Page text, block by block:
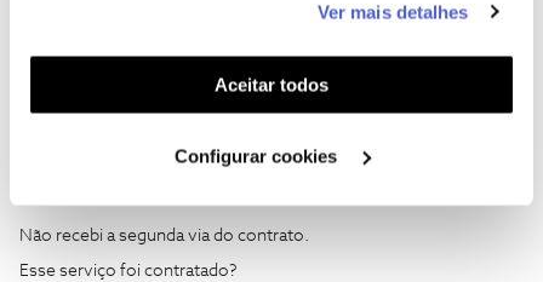
funcionalidades (cookies de personalização e
funcionalidade) e adaptar anúncios aos seus interesses
(cookies de publicidade personalizada). Pode gerir a
utilização dos cookies clicando em "Configurar
Ver mais detalhes
Aceitar todos
Configurar cookies
Muito obrigado pela ajuda.
Não recebi a segunda via do contrato.
Esse serviço foi contratado?